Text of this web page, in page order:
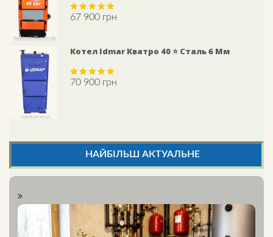
Rated5.00
67 900 грн
Котел Idmar Кватро 40 ⭐ Сталь 6 Мм
Rated5.00
70 900 грн
НАЙБІЛЬШ АКТУАЛЬНЕ